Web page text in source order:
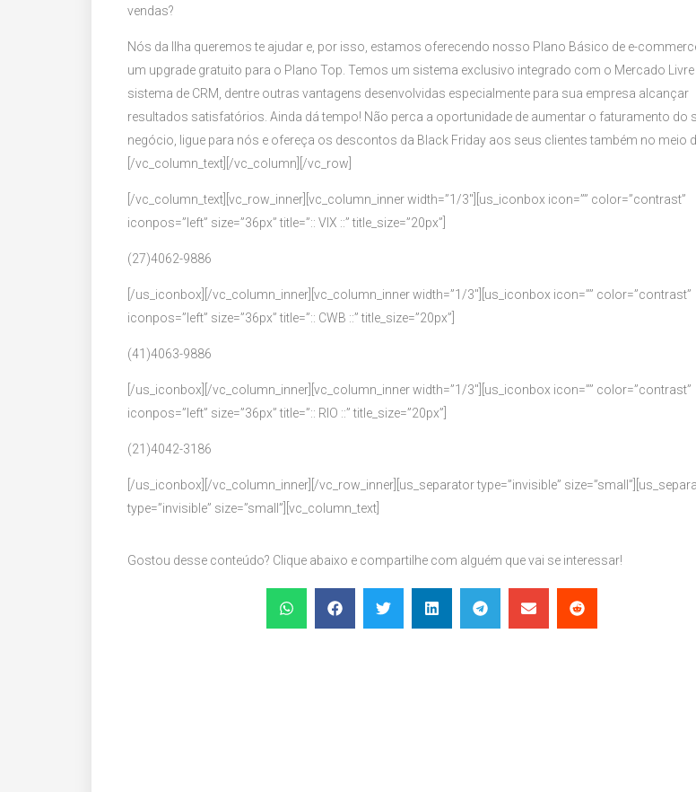
vendas?
Nós da Ilha queremos te ajudar e, por isso, estamos oferecendo nosso Plano Básico de e-
um upgrade gratuito para o Plano Top. Temos um sistema exclusivo integrado com o Mercado
sistema de CRM, dentre outras vantagens desenvolvidas especialmente para sua empresa alcançar
resultados satisfatórios. Ainda dá tempo! Não perca a oportunidade de aumentar o faturamento do
negócio, ligue para nós e ofereça os descontos da Black Friday aos seus clientes também no meio
[/vc_column_text][/vc_column][/vc_row]
[/vc_column_text][vc_row_inner][vc_column_inner width=”1/3″][us_iconbox icon=”” color=”contrast”
iconpos=”left” size=”36px” title=”:: VIX ::” title_size=”20px”]
(27)4062-9886
[/us_iconbox][/vc_column_inner][vc_column_inner width=”1/3″][us_iconbox icon=”” color=”contrast”
iconpos=”left” size=”36px” title=”:: CWB ::” title_size=”20px”]
(41)4063-9886
[/us_iconbox][/vc_column_inner][vc_column_inner width=”1/3″][us_iconbox icon=”” color=”contrast”
iconpos=”left” size=”36px” title=”:: RIO ::” title_size=”20px”]
(21)4042-3186
[/us_iconbox][/vc_column_inner][/vc_row_inner][us_separator type=”invisible”
type=”invisible” size=”small”][vc_column_text]
Gostou desse conteúdo? Clique abaixo e compartilhe com alguém que vai se interessar!